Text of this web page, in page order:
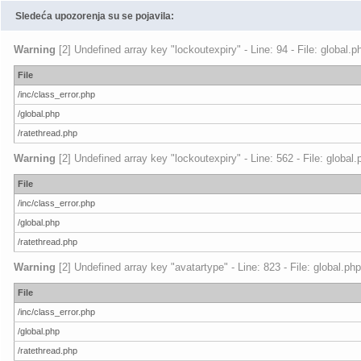
Sledeća upozorenja su se pojavila:
Warning [2] Undefined array key "lockoutexpiry" - Line: 94 - File:
File
/inc/class_error.php
/global.php
/ratethread.php
Warning [2] Undefined array key "lockoutexpiry" - Line: 562 - File:
File
/inc/class_error.php
/global.php
/ratethread.php
Warning [2] Undefined array key "avatartype" - Line: 823 - File:
File
/inc/class_error.php
/global.php
/ratethread.php